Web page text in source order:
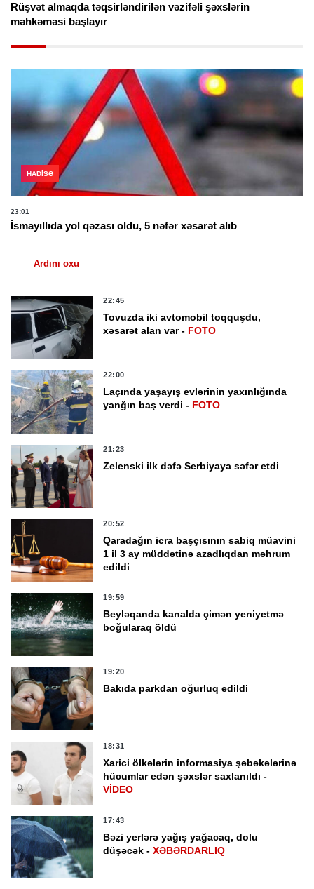
Rüşvət almaqda təqsirləndirilən vəzifəli şəxslərin
məhkəməsi başlayır
HADISƏ
23:01
İsmayıllıda yol qəzası oldu, 5 nəfər xəsarət alıb
Ardını oxu
22:45
Tovuzda iki avtomobil toqquşdu,
xəsarət alan var - FOTO
22:00
Laçında yaşayış evlərinin yaxınlığında
yanğın baş verdi - FOTO
21:23
Zelenski ilk dəfə Serbiyaya səfər etdi
20:52
Qaradağın icra başçısının sabiq müavini
1 il 3 ay müddətinə azadlıqdan məhrum
edildi
19:59
Beyləqanda kanalda çimən yeniyetmə
boğularaq öldü
19:20
Bakıda parkdan oğurluq edildi
18:31
Xarici ölkələrin informasiya şəbəkələrinə
hücumlar edən şəxslər saxlanıldı -
VİDEO
17:43
Bəzi yerlərə yağış yağacaq, dolu
düşəcək -XƏBƏRDARLIQ